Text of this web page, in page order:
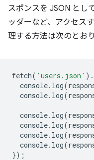
スポンスを JSON とし
ッダーなど、アクセス
理する方法は次のとおり
fetch( 'users.json' ).
console. log(
console. log(
console. log(
console. log(
console. log(
console. log(
});